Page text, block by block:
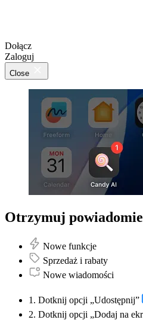
Dołącz
Zaloguj
Close
Otrzymuj
Nowe funkcje
Sprzedaż i rabaty
Nowe wiadomości
1. Dotknij opcji „Udostępnij”
2. Dotknij opcji „Dodaj na